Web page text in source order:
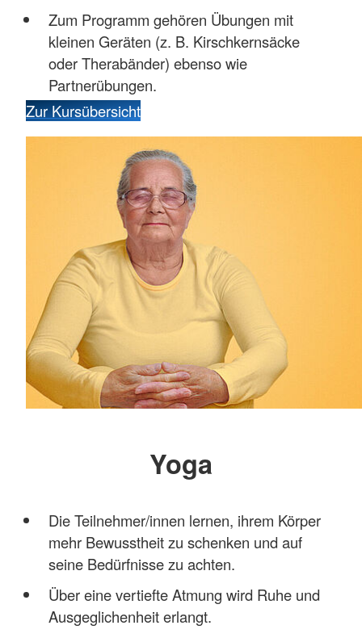
Zum Programm gehören Übungen mit
kleinen Geräten (z. B. Kirschkernsäcke
oder Therabänder) ebenso wie
Partnerübungen.
Zur Kursübersicht
Yoga
Die Teilnehmer/innen lernen, ihrem Körper
mehr Bewusstheit zu schenken und auf
seine Bedürfnisse zu achten.
Über eine vertiefte Atmung wird Ruhe und
Ausgeglichenheit erlangt.